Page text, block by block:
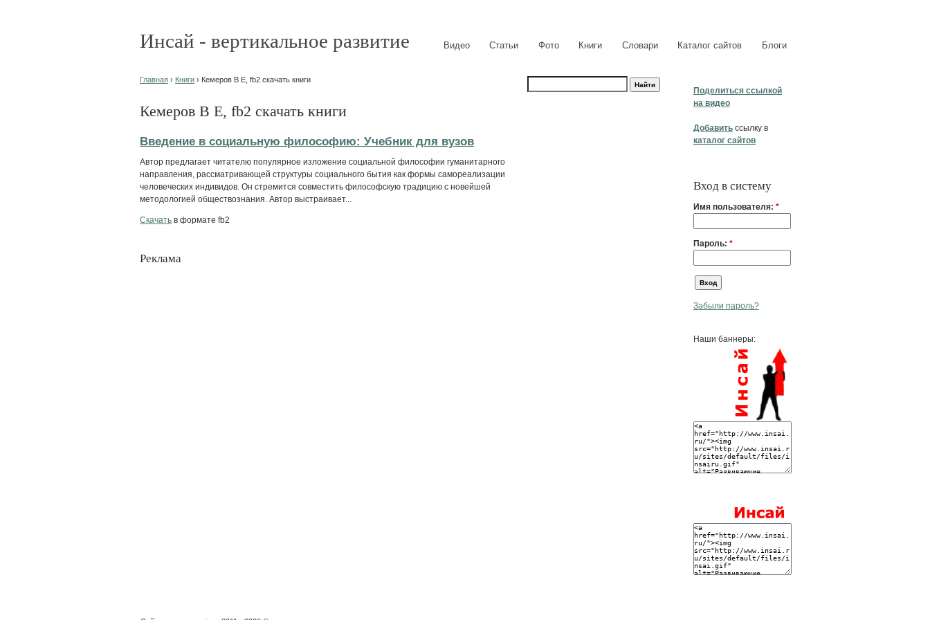
Инсай - вертикальное развитие Видео Статьи Фото Книги Словари Каталог сайтов Блоги
Поделиться ссылкой
на видео
Добавить ссылку в
каталог сайтов
Вход в систему
Имя пользователя: *
Пароль: *
Забыли пароль?
Наши баннеры:
Главная › Книги › Кемеров В Е, fb2 скачать книги
Кемеров В Е, fb2 скачать книги
Введение в социальную философию: Учебник для вузов
Автор предлагает читателю популярное изложение социальной философии гуманитарного
направления, рассматривающей структуры социального бытия как формы самореализации
человеческих индивидов. Он стремится совместить философскую традицию с новейшей
методологией обществознания. Автор выстраивает...
Скачать в формате fb2
Реклама